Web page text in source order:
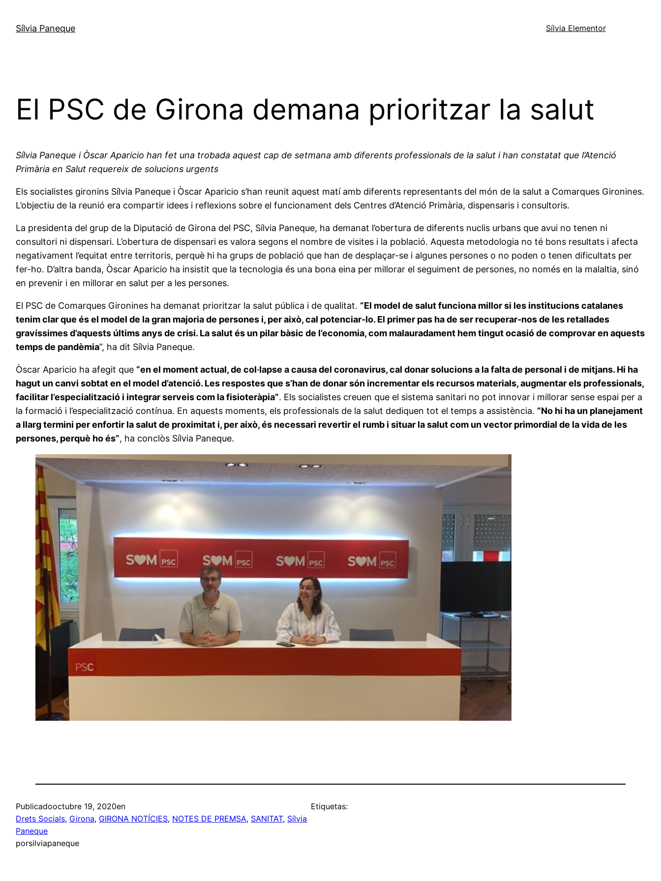
Sílvia Paneque Sílvia Elementor
El PSC de Girona demana prioritzar la salut
Sílvia Paneque i Òscar Aparicio han fet una trobada aquest cap de setmana amb diferents professionals de la salut i han constatat que l’Atenció
Primària en Salut requereix de solucions urgents
Els socialistes gironins Sílvia Paneque i Òscar Aparicio s’han reunit aquest matí amb diferents representants del món de la salut a Comarques Gironines.
L’objectiu de la reunió era compartir idees i reflexions sobre el funcionament dels Centres d’Atenció Primària, dispensaris i consultoris.
La presidenta del grup de la Diputació de Girona del PSC, Sílvia Paneque, ha demanat l’obertura de diferents nuclis urbans que avui no tenen ni
consultori ni dispensari. L’obertura de dispensari es valora segons el nombre de visites i la població. Aquesta metodologia no té bons resultats i afecta
negativament l’equitat entre territoris, perquè hi ha grups de població que han de desplaçar-se i algunes persones o no poden o tenen dificultats per
fer-ho. D’altra banda, Òscar Aparicio ha insistit que la tecnologia és una bona eina per millorar el seguiment de persones, no només en la malaltia, sinó
en prevenir i en millorar en salut per a les persones.
El PSC de Comarques Gironines ha demanat prioritzar la salut pública i de qualitat. “El model de salut funciona millor si les institucions catalanes
tenim clar que és el model de la gran majoria de persones i, per això, cal potenciar-lo. El primer pas ha de ser recuperar-nos de les retallades
gravíssimes d’aquests últims anys de crisi. La salut és un pilar bàsic de l’economia, com malauradament hem tingut ocasió de comprovar en aquests
temps de pandèmia”, ha dit Sílvia Paneque.
Òscar Aparicio ha afegit que “en el moment actual, de col·lapse a causa del coronavirus, cal donar solucions a la falta de personal i de mitjans. Hi ha
hagut un canvi sobtat en el model d’atenció. Les respostes que s’han de donar són incrementar els recursos materials, augmentar els professionals,
facilitar l’especialització i integrar serveis com la fisioteràpia”. Els socialistes creuen que el sistema sanitari no pot innovar i millorar sense espai per a
la formació i l’especialització contínua. En aquests moments, els professionals de la salut dediquen tot el temps a assistència. “No hi ha un planejament
a llarg termini per enfortir la salut de proximitat i, per això, és necessari revertir el rumb i situar la salut com un vector primordial de la vida de les
persones, perquè ho és”, ha conclòs Sílvia Paneque.
Publicadooctubre 19, 2020en
Drets Socials, Girona, GIRONA NOTÍCIES, NOTES DE PREMSA, SANITAT, Sílvia
Paneque
porsilviapaneque
Etiquetas: